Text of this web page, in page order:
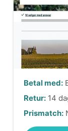
Betal med:
Retur: 14
Prismatch: